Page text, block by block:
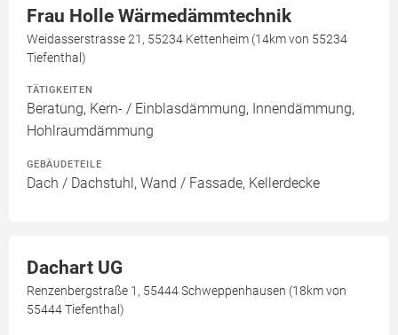
Frau Holle Wärmedämmtechnik
Weidasserstrasse 21, 55234 Kettenheim (14km von 55234
Tiefenthal)
TÄTIGKEITEN
Beratung, Kern- / Einblasdämmung, Innendämmung,
Hohlraumdämmung
GEBÄUDETEILE
Dach / Dachstuhl, Wand / Fassade, Kellerdecke
Dachart UG
Renzenbergstraße 1, 55444 Schweppenhausen (18km von
55444 Tiefenthal)